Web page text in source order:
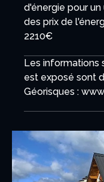
d'énergie pour
des prix de
2210€
Les informations
est exposé sont
Géorisques :